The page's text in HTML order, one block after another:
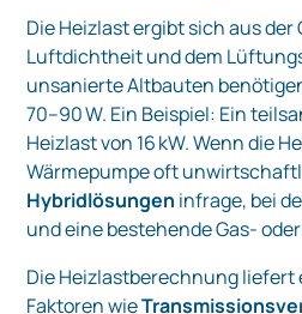
Die Heizlast ergibt sich aus
Luftdichtheit und dem
unsanierte Altbauten
70–90 W. Ein Beispiel: Ein
Heizlast von 16 kW. Wenn die
Wärmepumpe oft
Hybridlösungen infrage, bei
und eine bestehende Gas‑
Die Heizlastberechnung
Faktoren wie